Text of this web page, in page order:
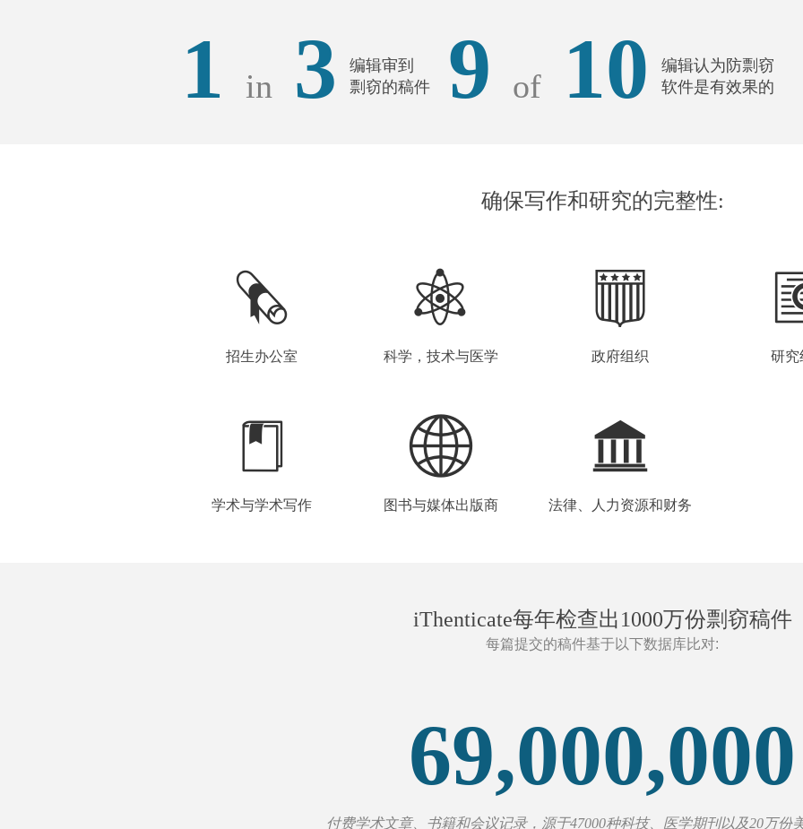
1 in 3
编辑审到
剽窃的稿件
9 of 10
编辑认为防剽窃
软件是有效果的
确保写作和研究的完整性:
招生办公室 科学，技术与医学 政府组织 研究
学术与学术写作 图书与媒体出版商 法律、人力资源和财务
iThenticate每年检查出1000万份剽窃稿件
每篇提交的稿件基于以下数据库比对:
69,000,000
付费学术文章、书籍和会议记录，源于47000种科技、医学期刊以及20万份